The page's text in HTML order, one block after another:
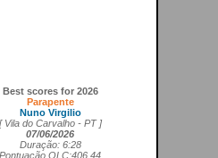
Best scores for 2026
Parapente
Nuno Virgilio
[ Vila do Carvalho - PT ]
07/06/2026
Duração: 6:28
Pontuação OLC:406.44